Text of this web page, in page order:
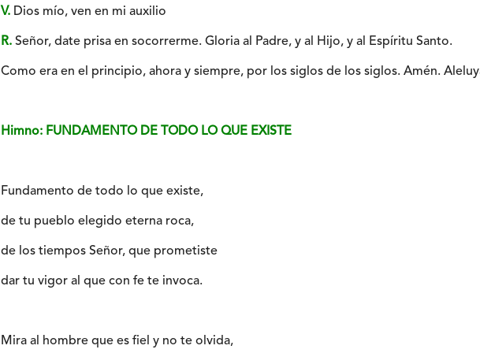
V. Dios mío, ven en mi auxilio
R. Señor, date prisa en socorrerme. Gloria al Padre, y al Hijo, y al Espíritu Santo.
Como era en el principio, ahora y siempre, por los siglos de los siglos. Amén.
Himno: FUNDAMENTO DE TODO LO QUE EXISTE
Fundamento de todo lo que existe,
de tu pueblo elegido eterna roca,
de los tiempos Señor, que prometiste
dar tu vigor al que con fe te invoca.
Mira al hombre que es fiel y no te olvida,